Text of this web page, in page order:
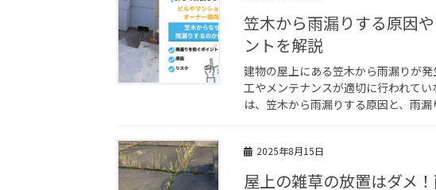
茨城県
栃木県
群馬県
山梨県
笠木から雨漏りする原因
ントを解説
建物の屋上にある笠木から雨漏りが
工やメンテナンスが適切に行われて
は、笠木から雨漏りする原因と、雨
2025年8月15日
屋上の雑草の放置はダメ